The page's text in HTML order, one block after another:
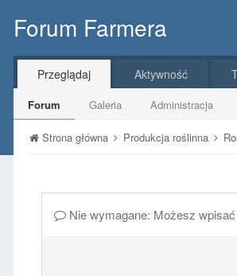
Forum Farmera
Przeglądaj
Forum Galeria Administracja
Aktywność
Strona główna Produkcja roślinna
Nie wymagane: Możesz